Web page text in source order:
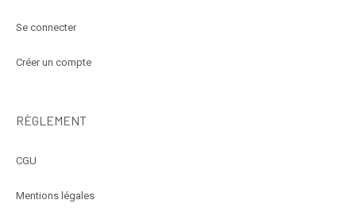
Se connecter
Créer un compte
RÈGLEMENT
CGU
Mentions légales